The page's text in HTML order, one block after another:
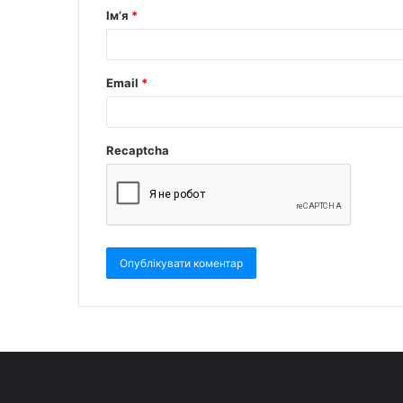
Ім’я *
Email *
Recaptcha